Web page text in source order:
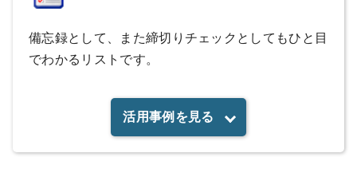
備忘録として、また締切りチェックとしてもひと目
でわかるリストです。
活用事例を見る